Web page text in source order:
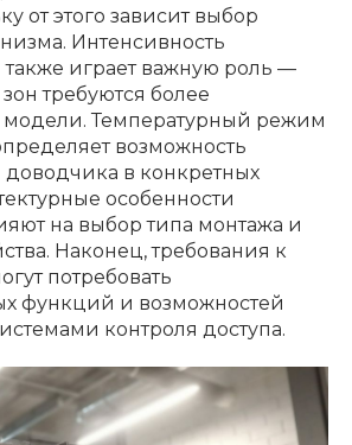
от этого зависит выбор
Интенсивность
также играет важную роль —
требуются более
модели. Температурный режим
возможность
доводчика в конкретных
особенности
на выбор типа монтажа и
Наконец, требования к
потребовать
функций и возможностей
контроля доступа.